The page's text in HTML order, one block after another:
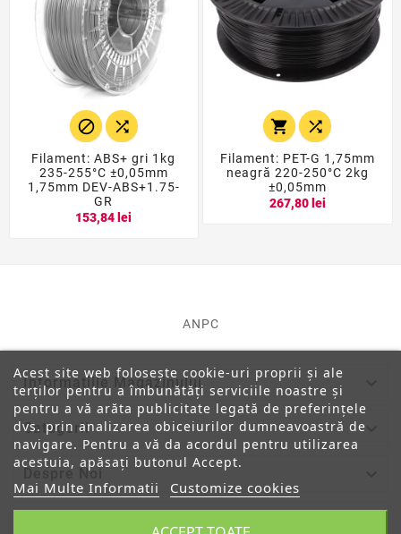
 
Filament: ABS+ gri 1kg
235-255°C ±0,05mm
1,75mm DEV-ABS+1.75-
GR
153,84 lei
 
Filament: PET-G 1,75mm
neagră 220-250°C 2kg
±0,05mm
267,80 lei
ANPC
Informatiile Magazinului
Categorii 
Despre Noi
Acest site web folosește cookie-uri proprii și ale
terților pentru a îmbunătăți serviciile noastre și
pentru a vă arăta publicitate legată de preferințele
dvs. prin analizarea obiceiurilor dumneavoastră de
navigare. Pentru a vă da acordul pentru utilizarea
acestuia, apăsați butonul Accept.
Mai Multe Informatii Customize cookies